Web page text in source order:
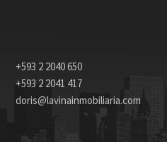
+593 2 2040 650
+593 2 2041 417
doris@lavinainmobiliaria.com